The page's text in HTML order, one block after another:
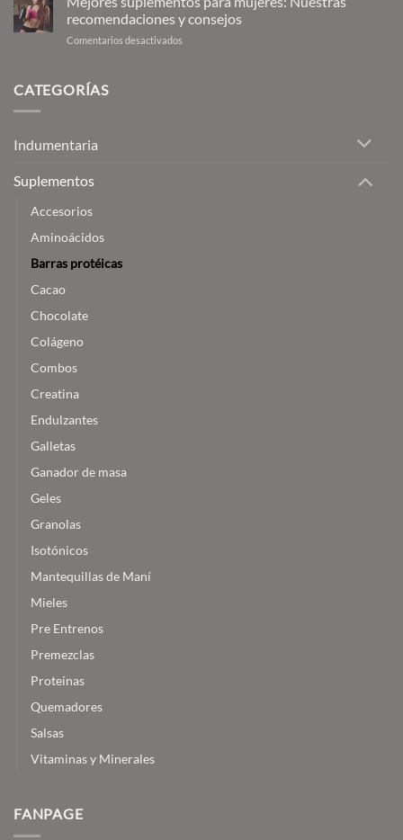
en
salud
recomendaciones y consejos
Comentarios desactivados
CATEGORÍAS
Indumentaria
Suplementos
Accesorios
Aminoácidos
Barras protéicas
Cacao
Chocolate
Colágeno
Combos
Creatina
Endulzantes
Galletas
Ganador de masa
Geles
Granolas
Isotónicos
Mantequillas de Maní
Mieles
Pre Entrenos
Premezclas
Proteinas
Quemadores
Salsas
Vitaminas y Minerales
FANPAGE